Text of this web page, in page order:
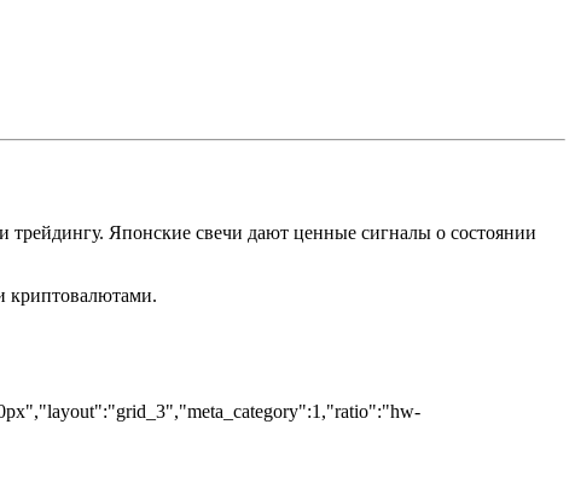
Японские свечи дают ценные сигналы о состоянии
криптовалютами.